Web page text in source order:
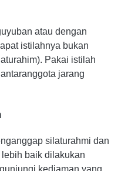
atau dengan
istilahnya bukan
Pakai istilah
jarang
silaturahmi dan
baik dilakukan
kediaman yang